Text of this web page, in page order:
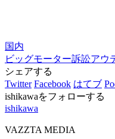
国内
ビッグモーター訴訟アウ
シェアする
Twitter Facebook はてブ
ishikawaをフォローする
ishikawa
VAZZTA MEDIA